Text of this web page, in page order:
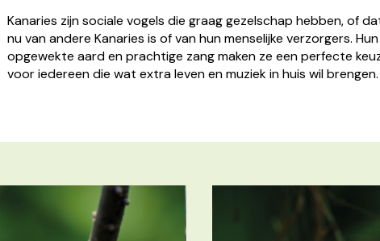
Kanaries zijn sociale vogels die graag gezelschap hebben, of
nu van andere Kanaries is of van hun menselijke verzorgers. Hun
opgewekte aard en prachtige zang maken ze een perfecte
voor iedereen die wat extra leven en muziek in huis wil brengen.